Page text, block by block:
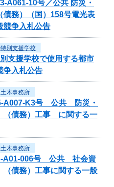
A061-10号／公共 防災・
債務）（国）158号電光表
競争入札公告
別支援学校
支援学校で使用する都市
争入札公告
木事務所
A007-K3号 公共 防災・
（債務）工事 に関する一
木事務所
A01-006号 公共 社会資
債務）工事に関する一般